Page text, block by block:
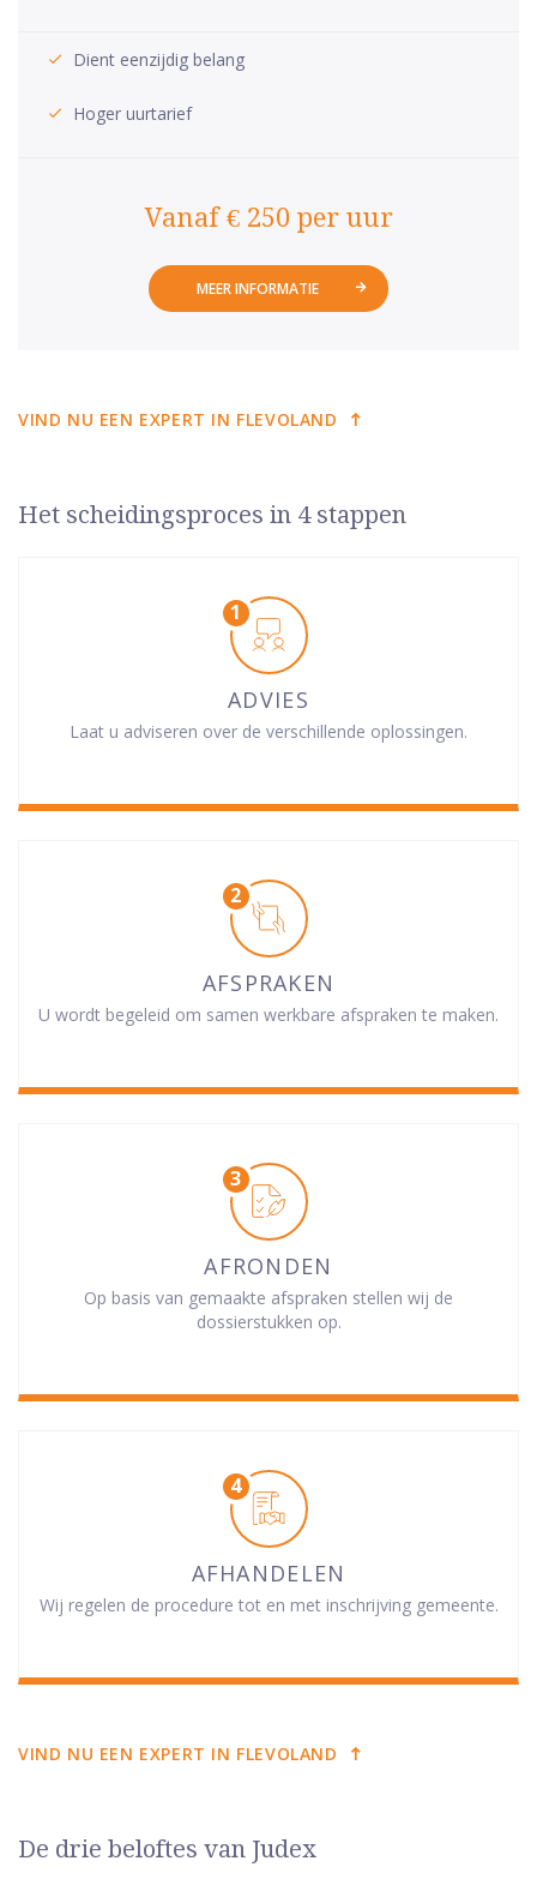
Dient eenzijdig belang
Hoger uurtarief
Vanaf € 250 per uur
MEER INFORMATIE
VIND NU EEN EXPERT IN FLEVOLAND
Het scheidingsproces in 4 stappen
ADVIES
Laat u adviseren over de verschillende oplossingen.
AFSPRAKEN
U wordt begeleid om samen werkbare afspraken te maken.
AFRONDEN
Op basis van gemaakte afspraken stellen wij de
dossierstukken op.
AFHANDELEN
Wij regelen de procedure tot en met inschrijving gemeente.
VIND NU EEN EXPERT IN FLEVOLAND
De drie beloftes van Judex